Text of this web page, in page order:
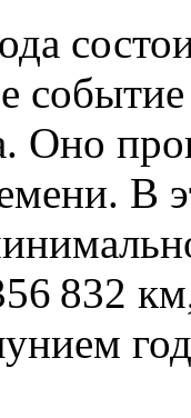
Оно
В
832